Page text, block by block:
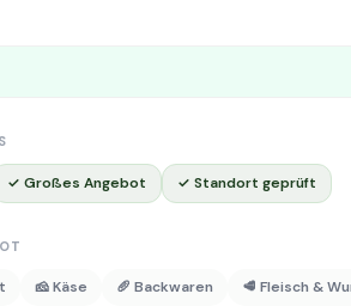
✓ Großes Angebot ✓ Standort geprüft
🧀 Käse 🥖 Backwaren 🥩 Fleisch &